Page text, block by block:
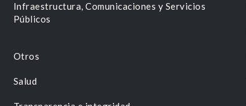
Infraestructura, Comunicaciones y Servicios
Públicos
Otros
Salud